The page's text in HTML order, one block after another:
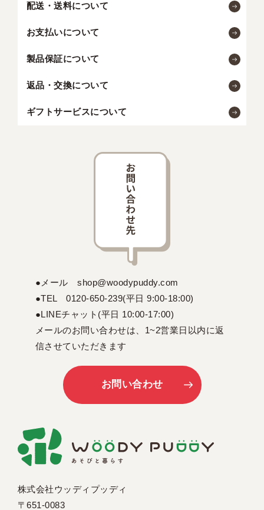
配送・送料について
お支払いについて
製品保証について
返品・交換について
ギフトサービスについて
株式会社ウッディプッディ
〒651-0083
●メール shop@woodypuddy.com
●TEL 0120-650-239(平日 9:00-18:00)
●LINEチャット(平日 10:00-17:00)
メールのお問い合わせは、1~2営業日以内に返
信させていただきます
お問い合わせ